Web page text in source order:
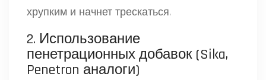
хрупким и начнет трескаться.
2. Использование
пенетрационных добавок (Sika,
Penetron аналоги)